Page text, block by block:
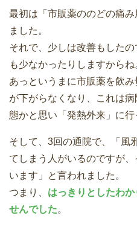
最初は「市販薬ののどの痛
ました。
それで、少しは改善もした
も少なかったりしますからね
あっというまに市販薬を飲
が下がらなくなり、これは
態かと思い「発熱外来」に行
そして、3回の通院で、「風
てしまう人がいるのですが
います」と言われました。
つまり、 はっきりとしたわ
せんでした。